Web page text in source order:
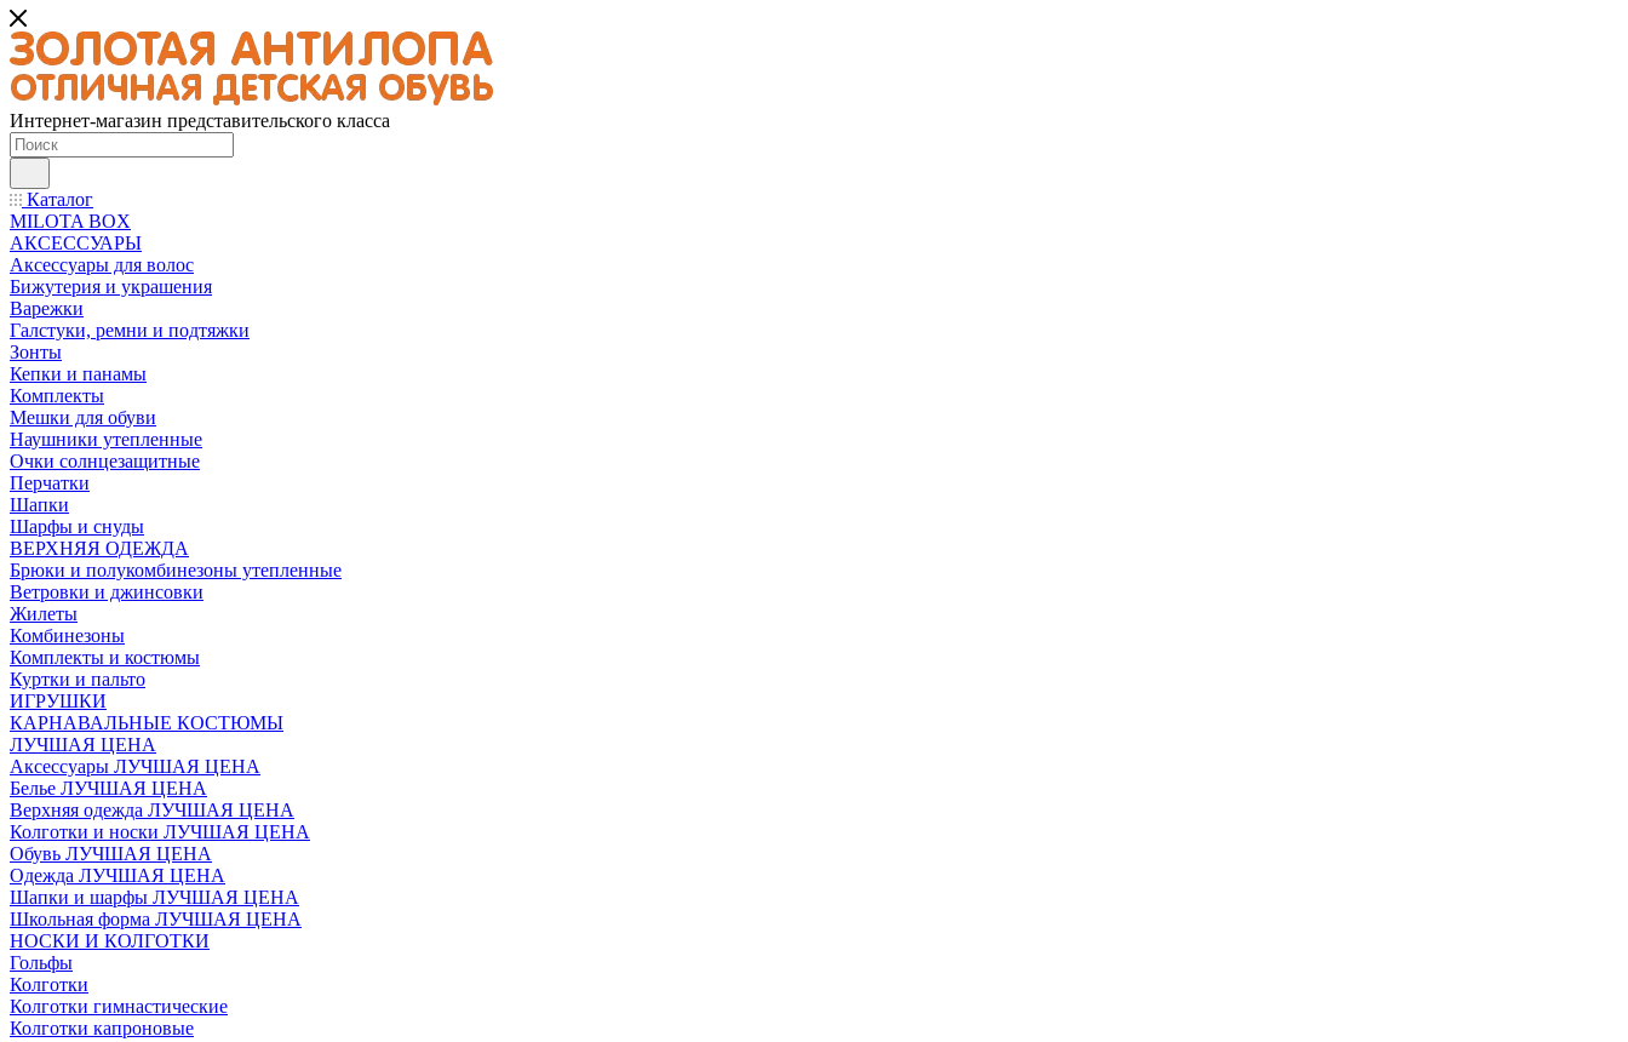
Интернет-магазин представительского класса
Каталог
MILOTA BOX
АКСЕССУАРЫ
Аксессуары для волос
Бижутерия и украшения
Варежки
Галстуки, ремни и подтяжки
Зонты
Кепки и панамы
Комплекты
Мешки для обуви
Наушники утепленные
Очки солнцезащитные
Перчатки
Шапки
Шарфы и снуды
ВЕРХНЯЯ ОДЕЖДА
Брюки и полукомбинезоны утепленные
Ветровки и джинсовки
Жилеты
Комбинезоны
Комплекты и костюмы
Куртки и пальто
ИГРУШКИ
КАРНАВАЛЬНЫЕ КОСТЮМЫ
ЛУЧШАЯ ЦЕНА
Аксессуары ЛУЧШАЯ ЦЕНА
Белье ЛУЧШАЯ ЦЕНА
Верхняя одежда ЛУЧШАЯ ЦЕНА
Колготки и носки ЛУЧШАЯ ЦЕНА
Обувь ЛУЧШАЯ ЦЕНА
Одежда ЛУЧШАЯ ЦЕНА
Шапки и шарфы ЛУЧШАЯ ЦЕНА
Школьная форма ЛУЧШАЯ ЦЕНА
НОСКИ И КОЛГОТКИ
Гольфы
Колготки
Колготки гимнастические
Колготки капроновые